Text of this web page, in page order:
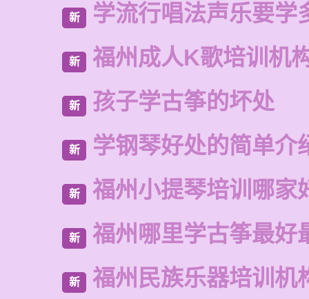
新 学流行唱法声乐要学
新 福州成人K歌培训机
新 孩子学古筝的坏处
新 学钢琴好处的简单介
新 福州小提琴培训哪家
新 福州哪里学古筝最好
新 福州民族乐器培训机